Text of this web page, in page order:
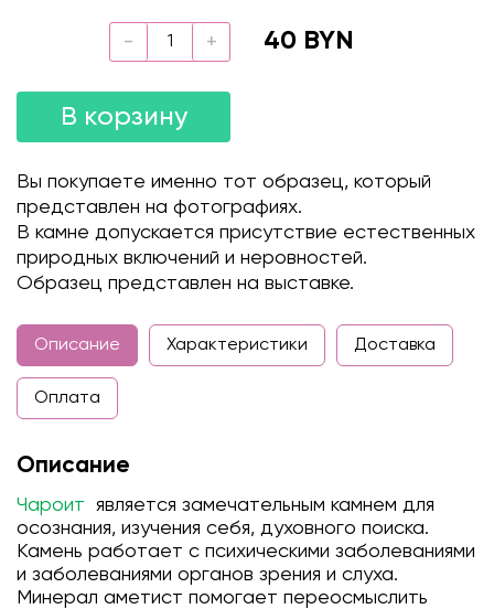
40 BYN
В корзину
Вы покупаете именно тот образец, который
представлен на фотографиях.
В камне допускается присутствие естественных
природных включений и неровностей.
Образец представлен на выставке.
Описание Характеристики Доставка
Оплата
Описание
Чароит является замечательным камнем для
осознания, изучения себя, духовного поиска.
Камень работает с психическими заболеваниями
и заболеваниями органов зрения и слуха.
Минерал аметист помогает переосмыслить